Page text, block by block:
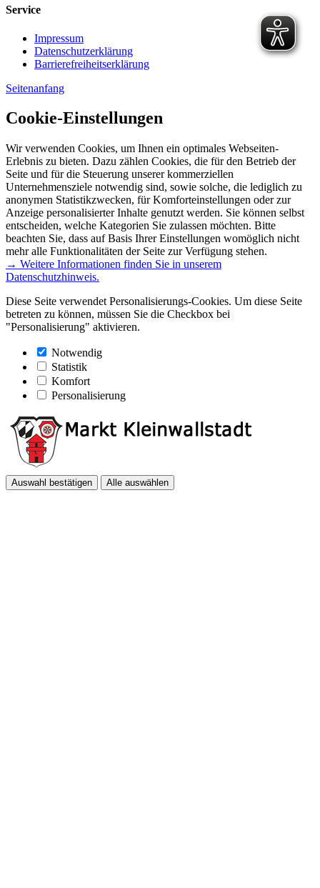
Service
Impressum
Datenschutzerklärung
Barrierefreiheitserklärung
Seitenanfang
Cookie-Einstellungen
Wir verwenden Cookies, um Ihnen ein optimales Webseiten-
Erlebnis zu bieten. Dazu zählen Cookies, die für den Betrieb der
Seite und für die Steuerung unserer kommerziellen
Unternehmensziele notwendig sind, sowie solche, die lediglich zu
anonymen Statistikzwecken, für Komforteinstellungen oder zur
Anzeige personalisierter Inhalte genutzt werden. Sie können selbst
entscheiden, welche Kategorien Sie zulassen möchten. Bitte
beachten Sie, dass auf Basis Ihrer Einstellungen womöglich nicht
mehr alle Funktionalitäten der Seite zur Verfügung stehen.
→ Weitere Informationen finden Sie in unserem
Datenschutzhinweis.
Diese Seite verwendet Personalisierungs-Cookies. Um diese Seite
betreten zu können, müssen Sie die Checkbox bei
"Personalisierung" aktivieren.
Notwendig
Statistik
Komfort
Personalisierung
Auswahl bestätigen Alle auswählen